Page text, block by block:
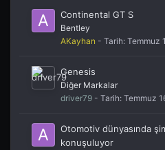
Continental GT S
Bentley
AKayhan - Tarih: Temmuz
Genesis
Diğer Markalar
driver79 - Tarih: Temmuz
Otomotiv dünyasında
konuşuluyor